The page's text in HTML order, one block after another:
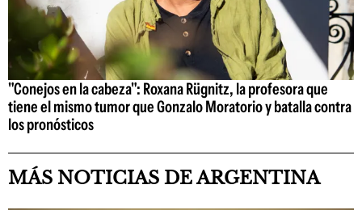
"Conejos en la cabeza": Roxana Rügnitz, la profesora que
tiene el mismo tumor que Gonzalo Moratorio y batalla contra
los pronósticos
MÁS NOTICIAS DE ARGENTINA